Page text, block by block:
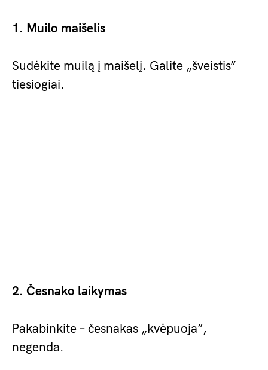
1. Muilo maišelis
Sudėkite muilą į maišelį. Galite „šveistis”
tiesiogiai.
2. Česnako laikymas
Pakabinkite – česnakas „kvėpuoja”,
negenda.